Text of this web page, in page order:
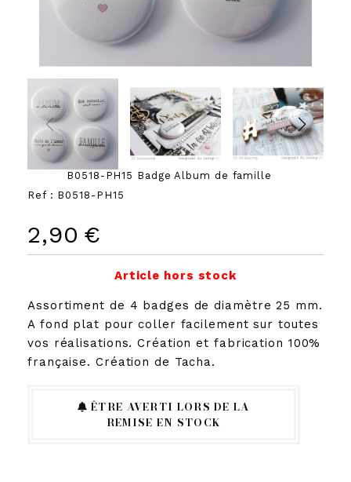
B0518-PH15 Badge Album de famille
Ref : B0518-PH15
2,90 €
Article hors stock
Assortiment de 4 badges de diamètre 25 mm.
A fond plat pour coller facilement sur toutes
vos réalisations. Création et fabrication 100%
française. Création de Tacha.
ÊTRE AVERTI LORS DE LA
REMISE EN STOCK